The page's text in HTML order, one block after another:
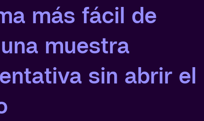
más fácil de
muestra
sin abrir el